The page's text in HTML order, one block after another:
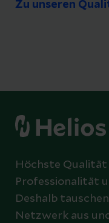
Zu unseren
Höchste
Professionalität
Deshalb
Netzwerk aus